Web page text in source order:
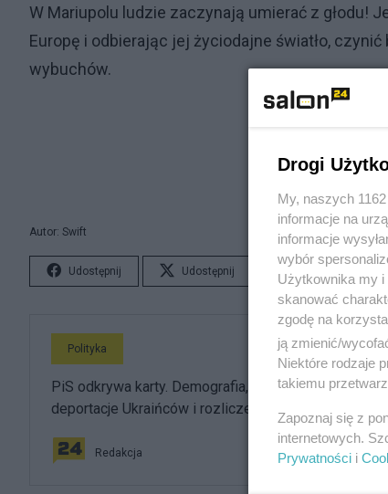
W Mariupolu ludzie zaczynają umierać z głodu!
Europę i odbierając jej życiodajne światło,
wybuchów.
Autor: Swift
Udostępnij Udostępnij Lubię to!
Polityka
PiS odkrywa karty. Demografia, mieszkania, ETS,
deportacje Ukraińców i rozliczenia
Redakcja
Drogi
My, naszych
informacje na
informacje
wybór
Użytkownika my i
skanować
zgodę na
ją zmienić/
Niektóre rodzaje
takiemu
Zapoznaj się z
internetowych.
Prywatności i